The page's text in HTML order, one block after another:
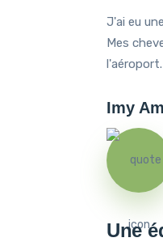
J'ai eu
Mes
l'aéroport.
Imy
Une